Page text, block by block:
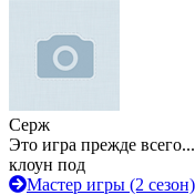
Серж
Это игра прежде
клоун под
Мастер игры (2 сезон)